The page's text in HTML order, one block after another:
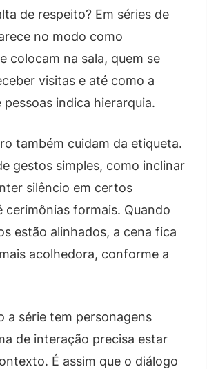
de respeito? Em séries de
no modo como
colocam na sala, quem se
visitas e até como a
indica hierarquia.
também cuidam da etiqueta.
gestos simples, como inclinar
silêncio em certos
cerimônias formais. Quando
estão alinhados, a cena fica
acolhedora, conforme a
a série tem personagens
de interação precisa estar
É assim que o diálogo